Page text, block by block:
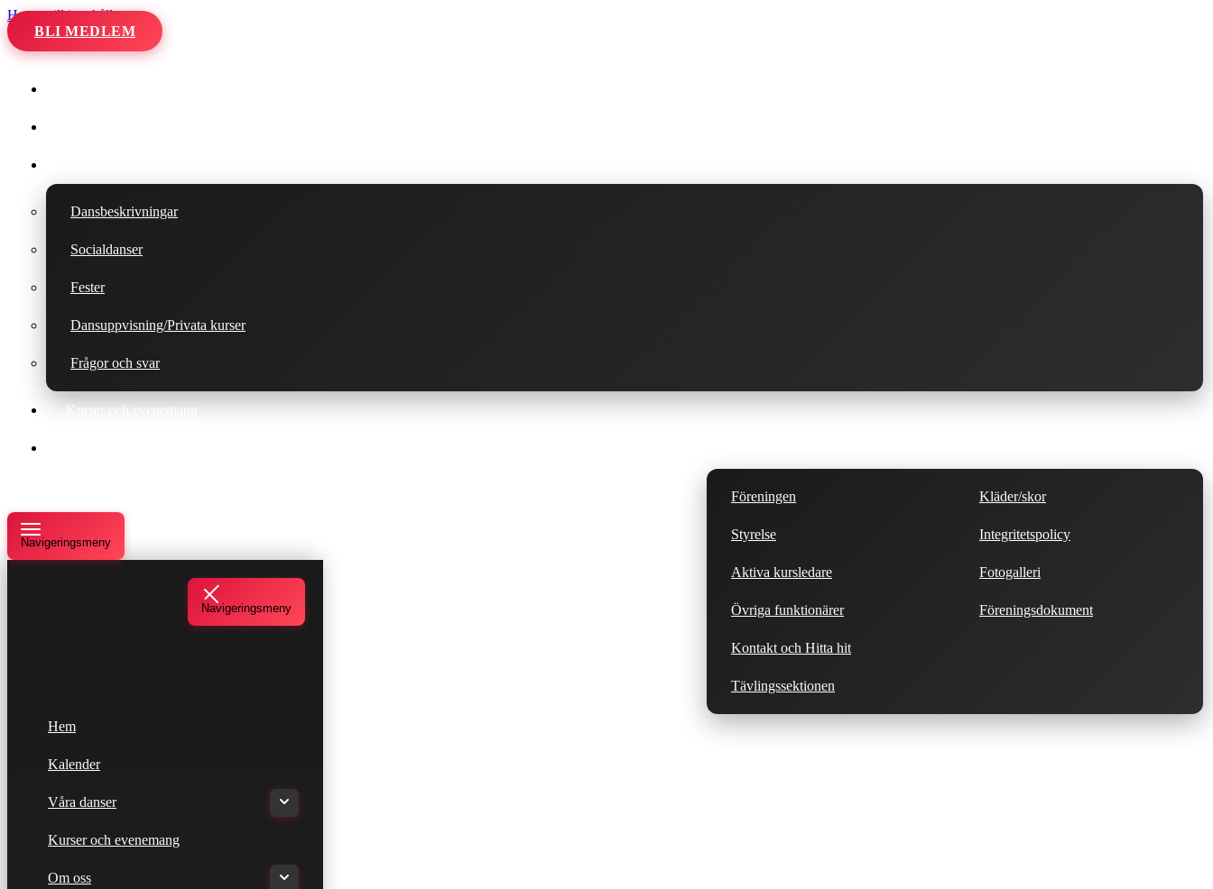
Hoppa till innehåll
BLI MEDLEM
Dansbeskrivningar
Socialdanser
Fester
Dansuppvisning/Privata kurser
Frågor och svar
Kurser och evenemang
Föreningen
Styrelse
Aktiva kursledare
Övriga funktionärer
Kontakt och Hitta hit
Tävlingssektionen
Kläder/skor
Integritetspolicy
Fotogalleri
Föreningsdokument
Navigeringsmeny
Navigeringsmeny
Hem
Kalender
Våra danser
Kurser och evenemang
Om oss